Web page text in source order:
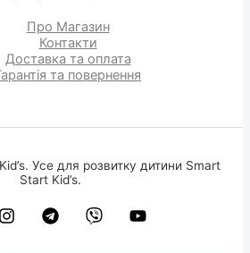
Про Магазин
Контакти
Доставка та оплата
та повернення
Усе для розвитку дитини Smart
Start Kid’s.